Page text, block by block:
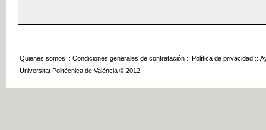
Quienes somos :: Condiciones generales de contratación :: Política de privacidad ::
Universitat Politècnica de València © 2012